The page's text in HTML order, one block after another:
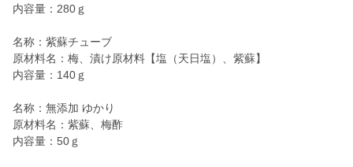
内容量：280ｇ
名称：紫蘇チューブ
原材料名：梅、漬け原材料【塩（天日塩）、紫蘇】
内容量：140ｇ
名称：無添加 ゆかり
原材料名：紫蘇、梅酢
内容量：50ｇ